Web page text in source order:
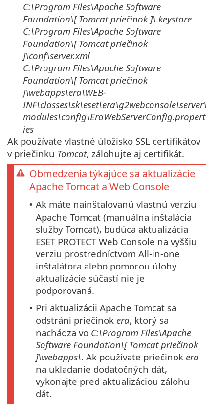
C:\Program Files\Apache Software
Foundation\[ Tomcatpriečinok ]\.keystore
C:\Program Files\Apache Software
Foundation\[ Tomcatpriečinok
]\conf\server.xml
C:\Program Files\Apache Software
Foundation\[ Tomcatpriečinok
]\webapps\era\WEB-
INF\classes\sk\eset\era\g2webconsole\server\
modules\config\EraWebServerConfig.propert
ies
Ak používate vlastné úložisko SSL certifikátov
v priečinku Tomcat, zálohujte aj certifikát.
Obmedzenia týkajúce sa aktualizácie
Apache Tomcat a Web Console
• Ak máte nainštalovanú vlastnú verziu
Apache Tomcat (manuálna inštalácia
služby Tomcat), budúca aktualizácia
ESET PROTECT Web Console na vyššiu
verziu prostredníctvom All-in-one
inštalátora alebo pomocou úlohy
aktualizácie súčastí nie je
podporovaná.
• Pri aktualizácii Apache Tomcat sa
odstráni priečinok era, ktorý sa
nachádza vo C:\Program Files\Apache
Software Foundation\[ Tomcatpriečinok
]\webapps\. Ak používate priečinok era
na ukladanie dodatočných dát,
vykonajte pred aktualizáciou zálohu
dát.